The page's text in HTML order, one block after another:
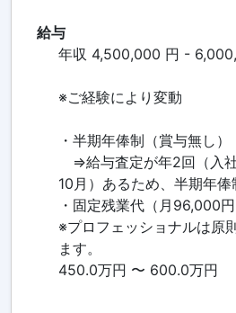
給与
年収 4,500,000 円 -
※ご経験により変動
・半期年俸制（賞与無し）
⇒給与査定が年2回（入社
10月）あるため、半期年俸
・固定残業代（月96,000
※プロフェッショナルは原
ます。
450.0万円 〜 600.0万円